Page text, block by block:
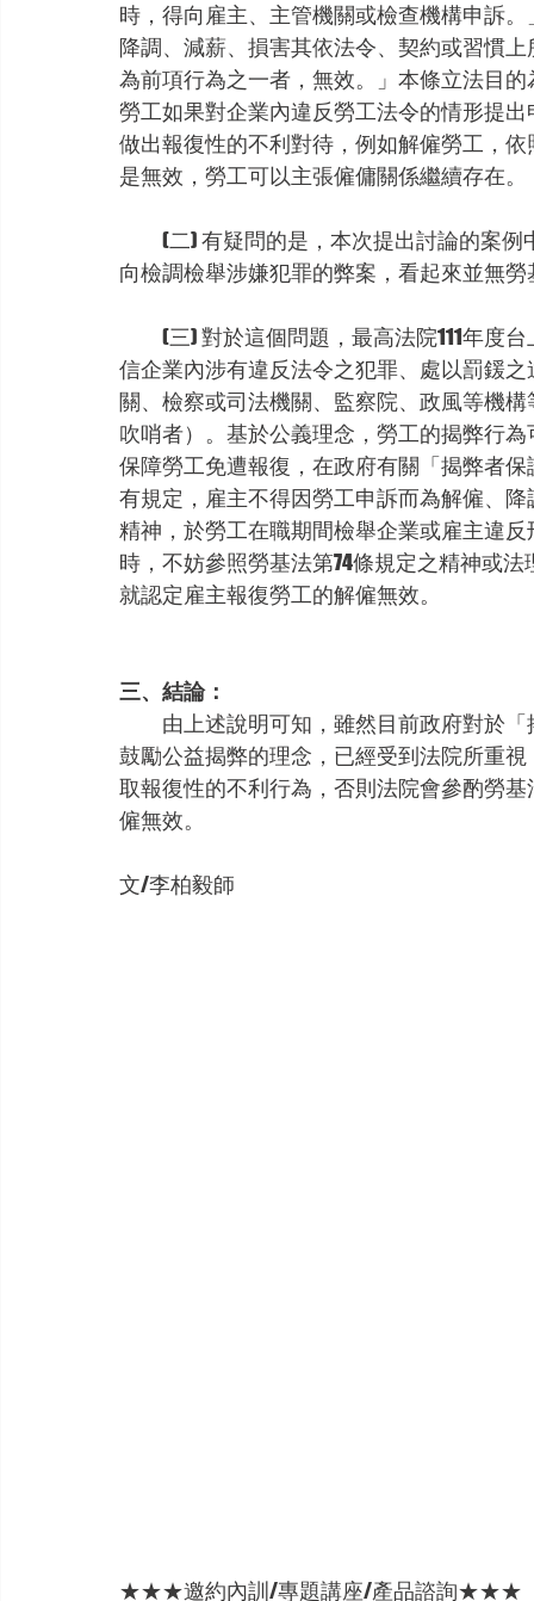
時，得向雇主、主管機關或檢查機構申訴
降調、減薪、損害其依法令、契約或習慣
為前項行為之一者，無效。」本條立法目
勞工如果對企業內違反勞工法令的情形提
做出報復性的不利對待，例如解僱勞工，
是無效，勞工可以主張僱傭關係繼續存在。
(二) 有疑問的是，本次提出討論的案例
向檢調檢舉涉嫌犯罪的弊案，看起來並無
(三) 對於這個問題，最高法院111年度台
信企業內涉有違反法令之犯罪、處以罰鍰
關、檢察或司法機關、監察院、政風等機
吹哨者）。基於公義理念，勞工的揭弊行
保障勞工免遭報復，在政府有關「揭弊者
有規定，雇主不得因勞工申訴而為解僱、
精神，於勞工在職期間檢舉企業或雇主違
時，不妨參照勞基法第74條規定之精神或
就認定雇主報復勞工的解僱無效。
三、結論：
由上述說明可知，雖然目前政府對於「
鼓勵公益揭弊的理念，已經受到法院所重
取報復性的不利行為，否則法院會參酌勞
僱無效。
文/李柏毅師
★★★邀約內訓/專題講座/產品諮詢★★★